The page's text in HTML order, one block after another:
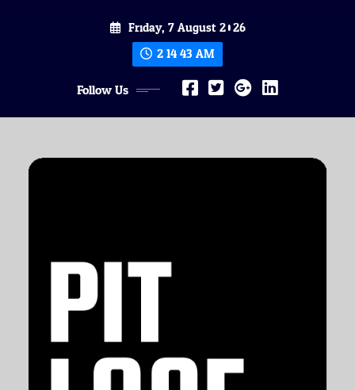
Friday, 7 August 2026
2:14:45 AM
Follow Us